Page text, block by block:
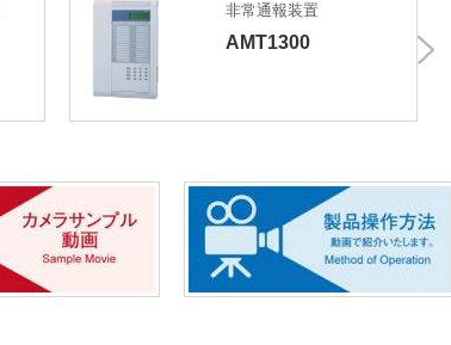
非常通報装置
AMT1300